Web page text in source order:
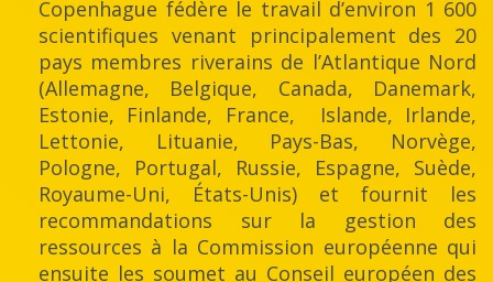
Copenhague fédère le travail d’environ 1 600
scientifiques venant principalement des 20
pays membres riverains de l’Atlantique Nord
(Allemagne, Belgique, Canada, Danemark,
Estonie, Finlande, France, Islande, Irlande,
Lettonie, Lituanie, Pays-Bas, Norvège,
Pologne, Portugal, Russie, Espagne, Suède,
Royaume-Uni, États-Unis) et fournit les
recommandations sur la gestion des
ressources à la Commission européenne qui
ensuite les soumet au Conseil européen des